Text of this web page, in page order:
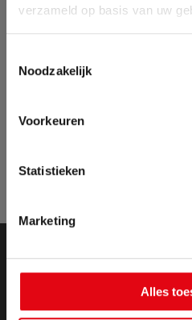
verzameld op basis van uw
Noodzakelijk
Voorkeuren
Statistieken
Marketing
Alles
vakantie. Bestellingen die